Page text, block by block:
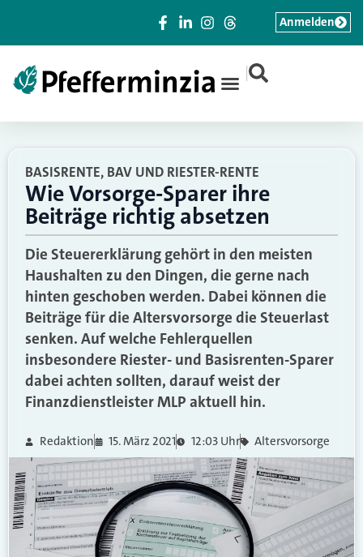
|
Anmelden
BASISRENTE, BAV UND RIESTER-RENTE
Wie Vorsorge-Sparer ihre
Beiträge richtig absetzen
Die Steuererklärung gehört in den meisten
Haushalten zu den Dingen, die gerne nach
hinten geschoben werden. Dabei können die
Beiträge für die Altersvorsorge die Steuerlast
senken. Auf welche Fehlerquellen
insbesondere Riester- und Basisrenten-Sparer
dabei achten sollten, darauf weist der
Finanzdienstleister MLP aktuell hin.
Redaktion 15. März 2021 12:03 Uhr Altersvorsorge